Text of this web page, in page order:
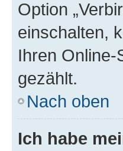
Option
einschalten,
Ihren
gezählt.
Nach oben
Ich habe